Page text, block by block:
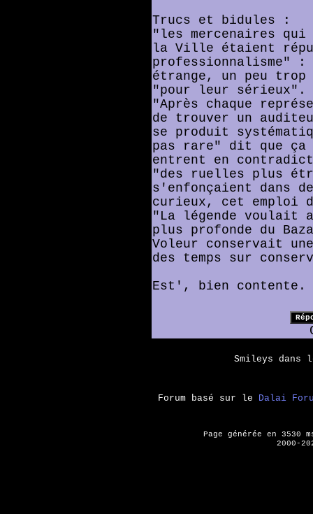
Trucs et bidules :
"les mercenaires qui
la Ville étaient
professionnalisme"
étrange, un peu
"pour leur sérieux".
"Après chaque
de trouver un
se produit
pas rare" dit que ça
entrent en
"des ruelles plus
s'enfonçaient dans
curieux, cet emploi
"La légende voulait
plus profonde du
Voleur conservait
des temps sur
Est', bien contente.
Smileys dans
Forum basé sur le Dalai
Page générée en 3530
2000-